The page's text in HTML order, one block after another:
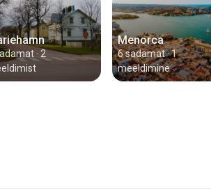
· 2
Menorca
6 sadamat· 1
meeldimine